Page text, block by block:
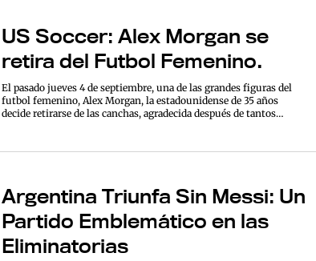
US Soccer: Alex Morgan se
retira del Futbol Femenino.
El pasado jueves 4 de septiembre, una de las grandes figuras del
futbol femenino, Alex Morgan, la estadounidense de 35 años
decide retirarse de las canchas, agradecida después de tantos
Argentina Triunfa Sin Messi: Un
Partido Emblemático en las
Eliminatorias